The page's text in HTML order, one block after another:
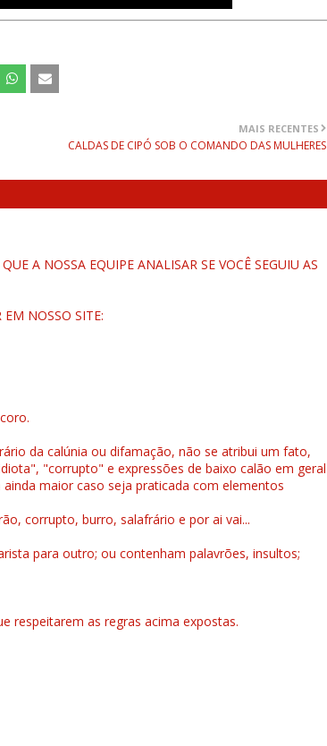
MAIS RECENTES
CALDAS DE CIPÓ SOB O COMANDO DAS MULHERES
A NOSSA EQUIPE ANALISAR SE VOCÊ SEGUIU AS
EM NOSSO SITE:
da calúnia ou difamação, não se atribui um fato,
"corrupto" e expressões de baixo calão em geral
maior caso seja praticada com elementos
corrupto, burro, salafrário e por ai vai...
para outro; ou contenham palavrões, insultos;
respeitarem as regras acima expostas.